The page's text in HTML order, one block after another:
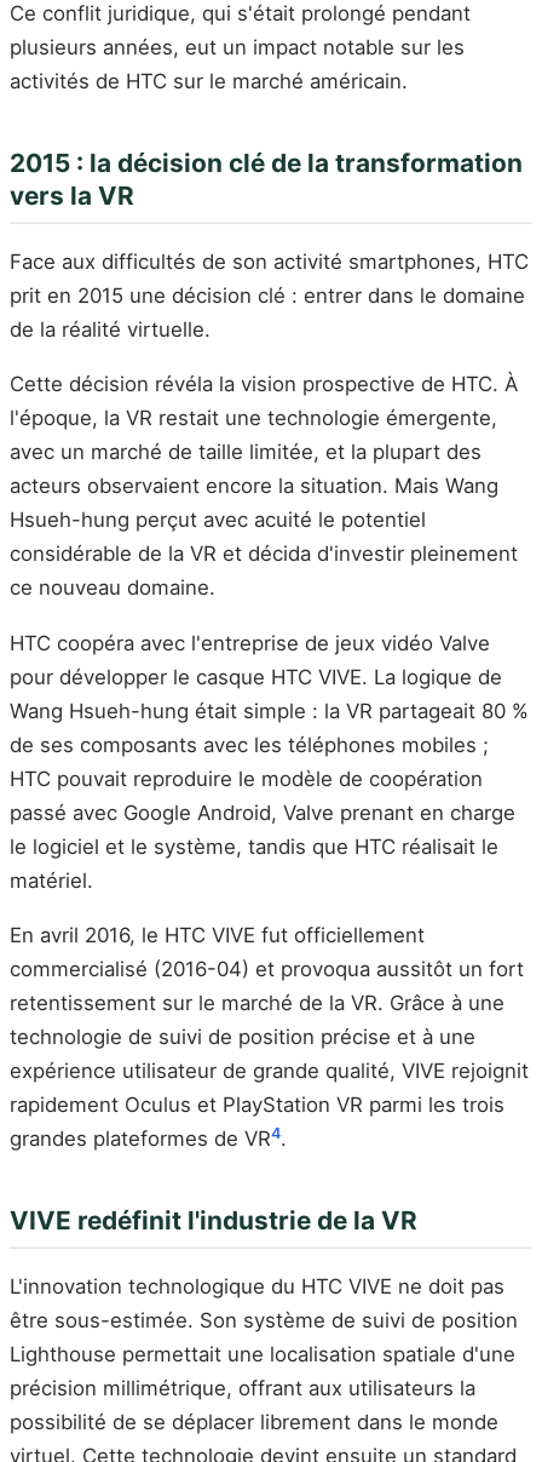
Ce conflit juridique, qui s'était prolongé pendant
plusieurs années, eut un impact notable sur les
activités de HTC sur le marché américain.
2015 : la décision clé de la transformation
vers la VR
Face aux difficultés de son activité smartphones, HTC
prit en 2015 une décision clé : entrer dans le domaine
de la réalité virtuelle.
Cette décision révéla la vision prospective de HTC. À
l'époque, la VR restait une technologie émergente,
avec un marché de taille limitée, et la plupart des
acteurs observaient encore la situation. Mais Wang
Hsueh-hung perçut avec acuité le potentiel
considérable de la VR et décida d'investir pleinement
ce nouveau domaine.
HTC coopéra avec l'entreprise de jeux vidéo Valve
pour développer le casque HTC VIVE. La logique de
Wang Hsueh-hung était simple : la VR partageait 80 %
de ses composants avec les téléphones mobiles ;
HTC pouvait reproduire le modèle de coopération
passé avec Google Android, Valve prenant en charge
le logiciel et le système, tandis que HTC réalisait le
matériel.
En avril 2016, le HTC VIVE fut officiellement
commercialisé (2016-04) et provoqua aussitôt un fort
retentissement sur le marché de la VR. Grâce à une
technologie de suivi de position précise et à une
expérience utilisateur de grande qualité, VIVE rejoignit
rapidement Oculus et PlayStation VR parmi les trois
grandes plateformes de VR4.
VIVE redéfinit l'industrie de la VR
L'innovation technologique du HTC VIVE ne doit pas
être sous-estimée. Son système de suivi de position
Lighthouse permettait une localisation spatiale d'une
précision millimétrique, offrant aux utilisateurs la
possibilité de se déplacer librement dans le monde
virtuel. Cette technologie devint ensuite un standard